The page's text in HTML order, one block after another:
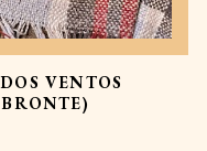
VENTOS